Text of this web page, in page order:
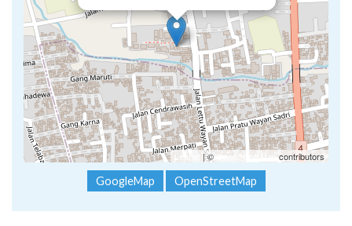
Leaflet | ©OpenStreetMap contributors
GoogleMap OpenStreetMap